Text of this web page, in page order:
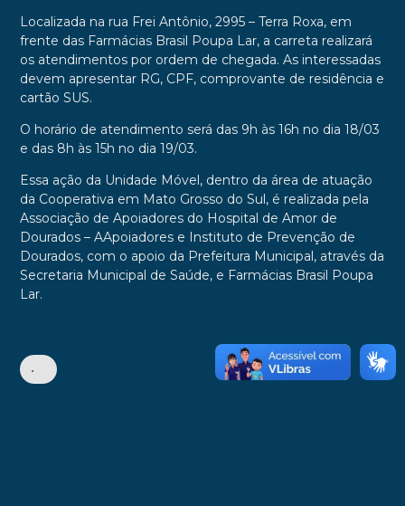
Localizada na rua Frei Antônio, 2995 – Terra Roxa, em
frente das Farmácias Brasil Poupa Lar, a carreta realizará
os atendimentos por ordem de chegada. As interessadas
devem apresentar RG, CPF, comprovante de residência e
cartão SUS.
O horário de atendimento será das 9h às 16h no dia 18/03
e das 8h às 15h no dia 19/03.
Essa ação da Unidade Móvel, dentro da área de atuação
da Cooperativa em Mato Grosso do Sul, é realizada pela
Associação de Apoiadores do Hospital de Amor de
Dourados – AApoiadores e Instituto de Prevenção de
Dourados, com o apoio da Prefeitura Municipal, através da
Secretaria Municipal de Saúde, e Farmácias Brasil Poupa
Lar.
•